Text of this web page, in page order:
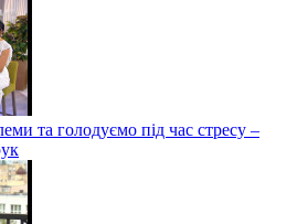
та голодуємо під час стресу –